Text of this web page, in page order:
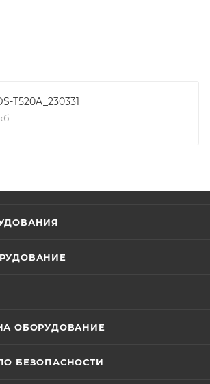
Защита: IP67. Потребляемая
T520A_230331
ОБОРУДОВАНИЕ
БЕЗОПАСНОСТИ